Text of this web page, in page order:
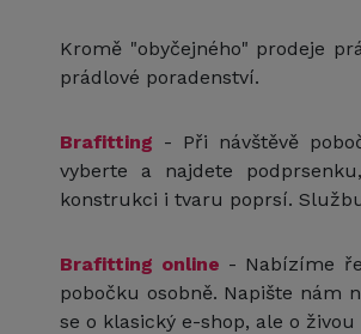
Kromě "obyčejného" prodeje
prádlové poradenství.
Brafitting - Při návštěvě
vyberte a najdete
konstrukci i tvaru poprsí.
Brafitting online - Nabízíme
pobočku osobně. Napište nám
se o klasický e-shop, ale o